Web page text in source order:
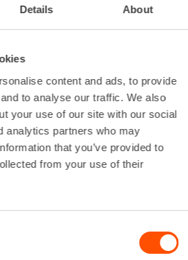
Details About
content and ads, to provide
to analyse our traffic. We also
your use of our site with our social
analytics partners who may
that you’ve provided to
from your use of their
34,45 €/ pv
27,56 €/ pv